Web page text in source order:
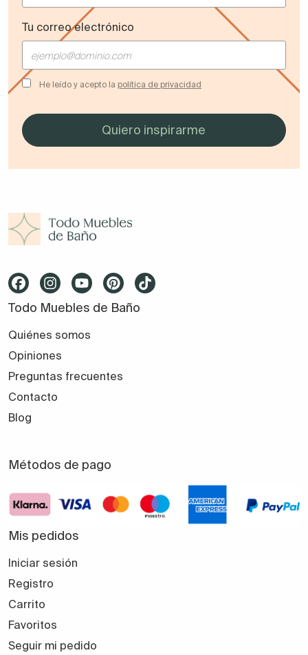
Tu correo electrónico
He leído y acepto la política de privacidad
Todo Muebles de Baño
Quiénes somos
Opiniones
Preguntas frecuentes
Contacto
Blog
Métodos de pago
Mis pedidos
Iniciar sesión
Registro
Carrito
Favoritos
Seguir mi pedido